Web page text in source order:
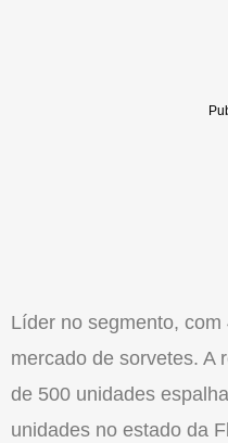
Líder no segmento,
mercado de sorvetes. A
de 500 unidades
unidades no estado da